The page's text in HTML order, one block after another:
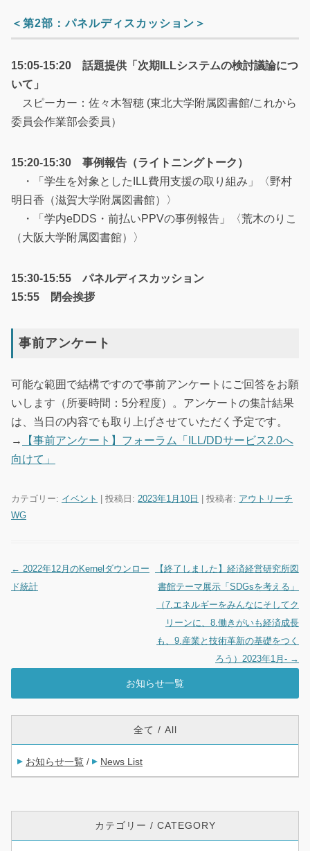
＜第2部：パネルディスカッション＞
15:05-15:20 話題提供「次期ILLシステムの検討議論につ
いて」
スピーカー：佐々木智穂 (東北大学附属図書館/これから
委員会作業部会委員）
15:20-15:30 事例報告（ライトニングトーク）
・「学生を対象としたILL費用支援の取り組み」〈野村
明日香（滋賀大学附属図書館）〉
・「学内eDDS・前払いPPVの事例報告」〈荒木のりこ
（大阪大学附属図書館）〉
15:30-15:55 パネルディスカッション
15:55 閉会挨拶
事前アンケート
可能な範囲で結構ですので事前アンケートにご回答をお願
いします（所要時間：5分程度）。アンケートの集計結果
は、当日の内容でも取り上げさせていただく予定です。
→
【事前アンケート】フォーラム「ILL/DDサービス2.0へ
向けて」
カテゴリー: イベント | 投稿日: 2023年1月10日 投稿者: アウトリーチ
WG
投稿ナビゲーション
← 2022年12月のKernelダウンロー
ド統計
【終了しました】経済経営研究所図
書館テーマ展示「SDGsを考える」
（7.エネルギーをみんなにそしてク
リーンに、8.働きがいも経済成長
も、9.産業と技術革新の基礎をつく
ろう）2023年1月- →
お知らせ一覧
全て / All
お知らせ一覧 / News List
カテゴリー / CATEGORY